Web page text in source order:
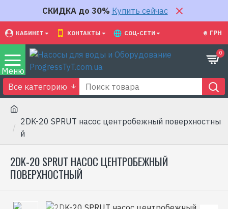
СКИДКА до 30% Купить сейчас
КАБИНЕТ КОНТАКТЫ СОЦ-СЕТИ ₴ ГРН
0
Все категорию
2DK-20 SPRUT насос центробежный поверхностны
й
2DK-20 SPRUT НАСОС ЦЕНТРОБЕЖНЫЙ
ПОВЕРХНОСТНЫЙ